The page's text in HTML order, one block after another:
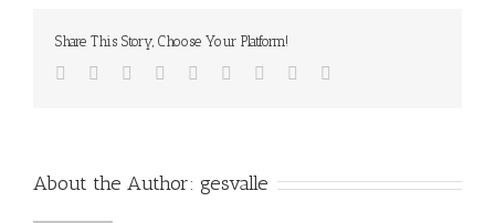
Share This Story, Choose Your Platform!
Facebook
TwitterLinkedin
Reddit TumblrGoogle+Pinterest
About the Author: gesvalle